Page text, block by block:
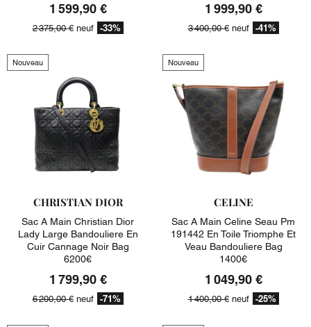
1 599,90 €
2 375,00 €neuf -33%
1 999,90 €
3 400,00 €neuf -41%
Nouveau
CHRISTIAN DIOR
Sac A Main Christian Dior
Lady Large Bandouliere En
Cuir Cannage Noir Bag
6200€
1 799,90 €
6 200,00 €neuf -71%
Nouveau
CELINE
Sac A Main Celine Seau Pm
191442 En Toile Triomphe Et
Veau Bandouliere Bag
1400€
1 049,90 €
1 400,00 €neuf -25%